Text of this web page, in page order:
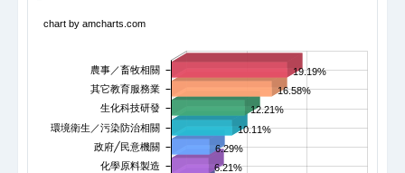
農事／畜牧相關
其它教育服務業
生化科技研發
環境衛生／污染防治相關
政府╱民意機關
化學原料製造
19.19%
16.58%
12.21%
10.11%
6.29%
6.21%
chart by amcharts.com